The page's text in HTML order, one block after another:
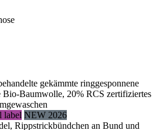
gekämmte ringgesponnene
Baumwolle, 20% RCS zertifiziertes
label NEW 2026
Rippstrickbündchen an Bund und